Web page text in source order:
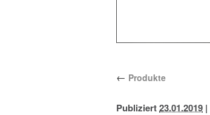
← Produkte
Publiziert23.01.2019 |